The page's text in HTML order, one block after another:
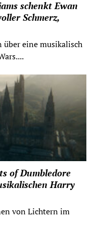
schenkt Ewan
Schmerz,
eine musikalisch
of Dumbledore
Harry
von Lichtern im